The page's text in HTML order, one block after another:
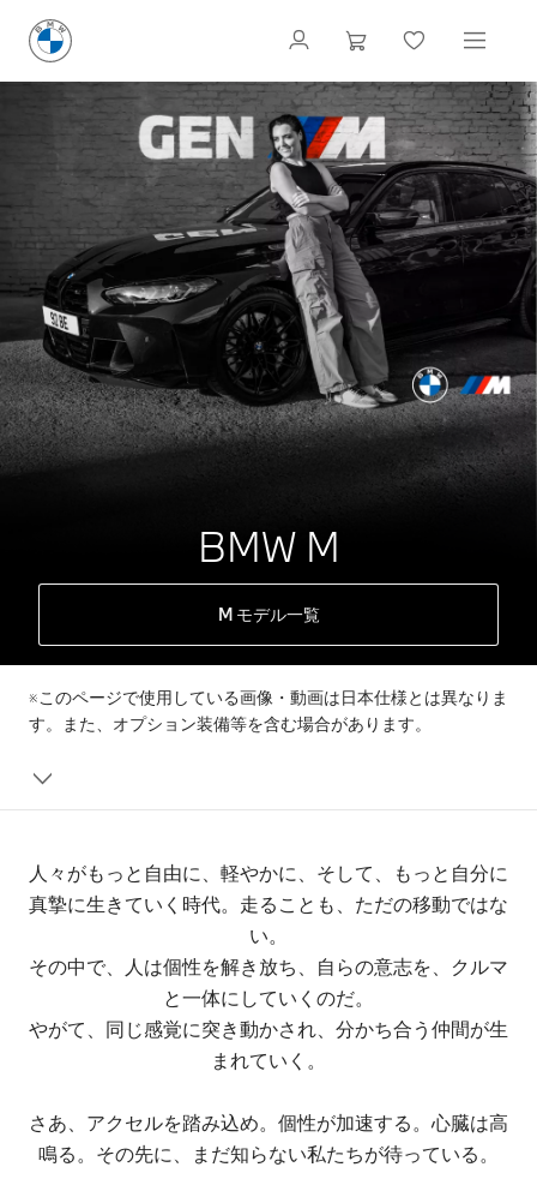
BMW M
M モデル一覧
※このページで使用している画像・動画は日本仕様とは異なりま
す。また、オプション装備等を含む場合があります。
人々がもっと自由に、軽やかに、​そして、もっと自分に
真摯に生きていく時代。走ることも、ただの移動ではな
い。​​
その中で、人は個性を解き放ち、​自らの意志を、クルマ
と一体にしていくのだ。​​
やがて、同じ感覚に突き動かされ、​分かち合う仲間が生
まれていく。​​
さあ、アクセルを踏み込め。​個性が加速する。心臓は高
鳴る。その先に、まだ知らない私たちが待っている。